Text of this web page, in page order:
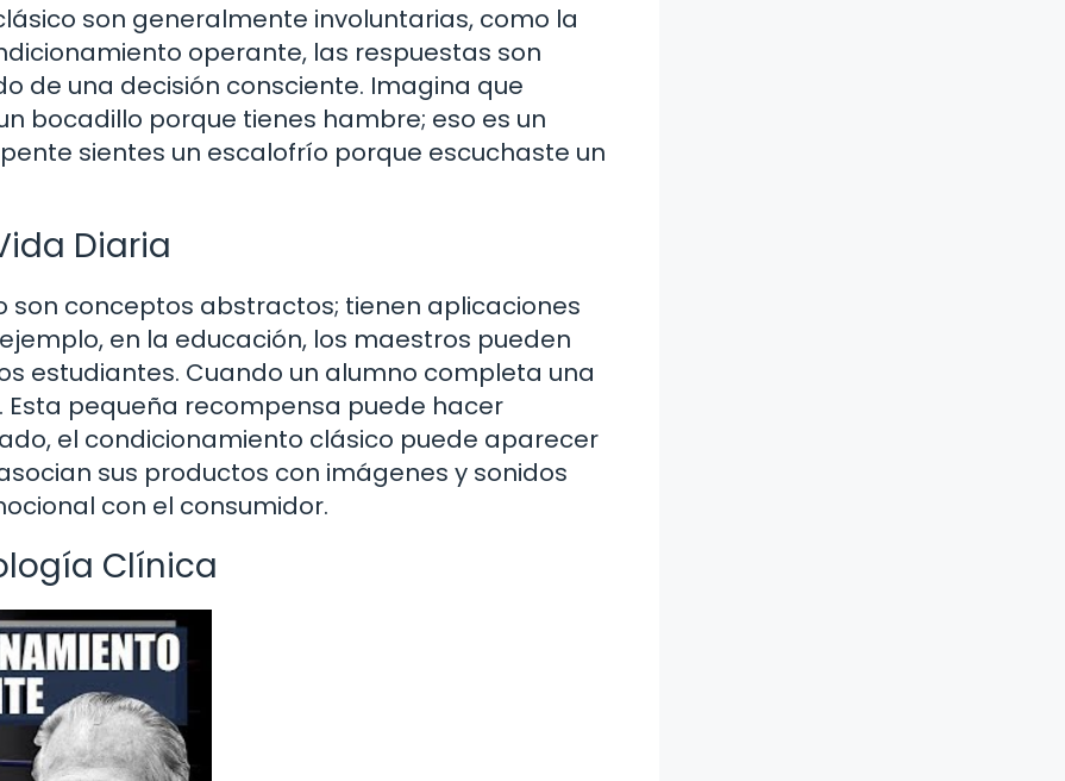
son generalmente involuntarias, como la
operante, las respuestas son
de una decisión consciente. Imagina que
bocadillo porque tienes hambre; eso es un
sientes un escalofrío porque escuchaste un
Diaria
son conceptos abstractos; tienen aplicaciones
en la educación, los maestros pueden
estudiantes. Cuando un alumno completa una
pequeña recompensa puede hacer
el condicionamiento clásico puede aparecer
sus productos con imágenes y sonidos
con el consumidor.
Clínica